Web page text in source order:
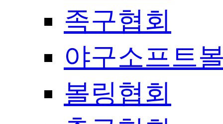
족구협회
야구소프트
볼링협회